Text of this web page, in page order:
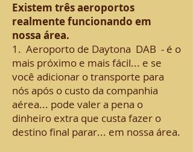
Existem três aeroportos
realmente funcionando em
nossa área.
1. Aeroporto de Daytona DAB - é o
mais próximo e mais fácil... e se
você adicionar o transporte para
nós após o custo da companhia
aérea... pode valer a pena o
dinheiro extra que custa fazer o
destino final parar... em nossa área.